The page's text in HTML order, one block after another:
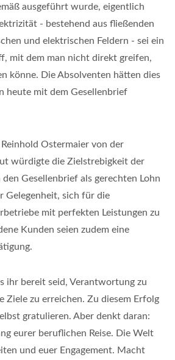
ausgeführt wurde, eigentlich
- bestehend aus fließenden
und elektrischen Feldern - sei ein
mit dem man nicht direkt greifen,
könne. Die Absolventen hätten dies
heute mit dem Gesellenbrief
Ostermaier von der
würdigte die Zielstrebigkeit der
Gesellenbrief als gerechten Lohn
Gelegenheit, sich für die
mit perfekten Leistungen zu
Kunden seien zudem eine
ihr bereit seid, Verantwortung zu
Ziele zu erreichen. Zu diesem Erfolg
gratulieren. Aber denkt daran:
eurer beruflichen Reise. Die Welt
und euer Engagement. Macht